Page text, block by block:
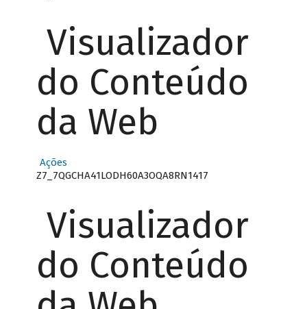
Visualizador
do Conteúdo
da Web
Ações
Z7_7QGCHA41LODH60A3OQA8RN1417
Visualizador
do Conteúdo